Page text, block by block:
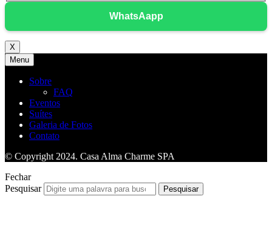
WhatsAapp
X
Menu
Sobre
FAQ
Eventos
Suítes
Galeria de Fotos
Contato
© Copyright 2024. Casa Alma Charme SPA
Fechar
Pesquisar
Pesquisar